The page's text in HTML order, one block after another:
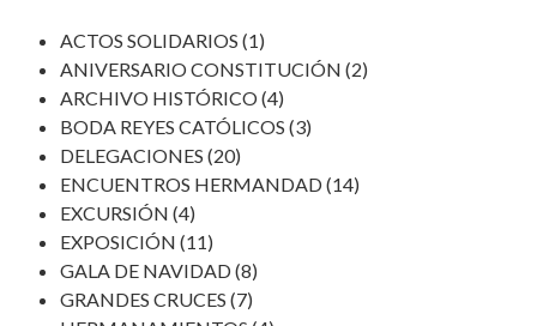
ACTOS SOLIDARIOS (1)
ANIVERSARIO CONSTITUCIÓN (2)
ARCHIVO HISTÓRICO(4)
BODA REYES CATÓLICOS (3)
DELEGACIONES (20)
ENCUENTROS HERMANDAD(14)
EXCURSIÓN (4)
EXPOSICIÓN (11)
GALA DE NAVIDAD(8)
GRANDES CRUCES (7)